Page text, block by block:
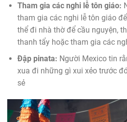
Tham gia các nghi lễ tôn giáo:
tham gia các nghi lễ tôn giáo
thể đi nhà thờ để cầu nguyện,
thanh tẩy hoặc tham gia các
Đập pinata: Người Mexico tin
xua đi những gì xui xẻo trước
sẻ